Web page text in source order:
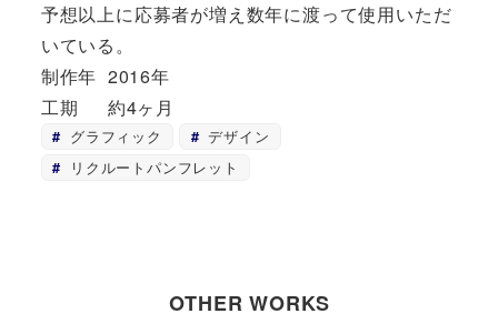
予想以上に応募者が増え数年に渡って使用いただ
いている。
制作年 2016年
工期
約4ヶ月
グラフィック
デザイン
リクルートパンフレット
OTHER WORKS